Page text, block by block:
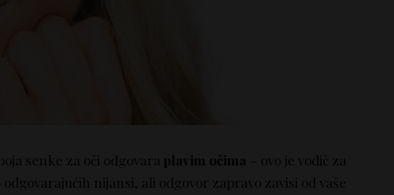
senke za oči odgovara plavim očima – ovo je vodič za
nijansi, ali odgovor zapravo zavisi od vaše